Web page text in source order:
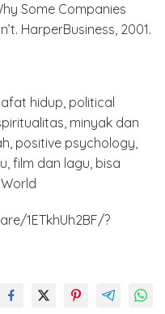
Some Companies
HarperBusiness, 2001.
hidup, political
minyak dan
positive psychology,
film dan lagu, bisa
1ETkhUh2BF/?